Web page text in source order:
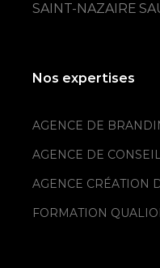
SAINT-NAZAIRE
Nos expertises
AGENCE DE
AGENCE DE
AGENCE CRÉATION
FORMATION